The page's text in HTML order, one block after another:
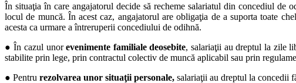
În situaţia în care angajatorul decide să recheme salariatul din concediul de
locul de muncă. În acest caz, angajatorul are obligaţia de a suporta toate
acesta ca urmare a întreruperii concediului de odihnă.
● În cazul unorevenimente familiale deosebite, salariaţii au dreptul la zile
stabilite prin lege, prin contractul colectiv de muncă aplicabil sau prin
● Pentru rezolvarea unor situaţii personale, salariaţii au dreptul la concedii